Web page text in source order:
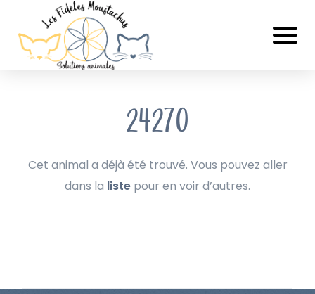
24270
Cet animal a déjà été trouvé. Vous pouvez aller
dans la liste pour en voir d’autres.